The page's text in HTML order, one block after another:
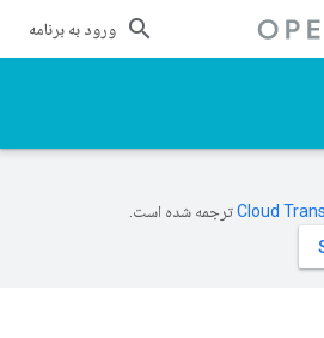
ورود به برنامه
ترجمه شده است.